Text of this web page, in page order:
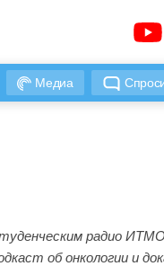
Медиа
радио
об онкологии и